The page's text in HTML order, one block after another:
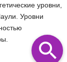
уровни,
Уровни